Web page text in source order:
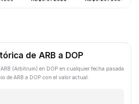
de ARB a DOP
(Arbitrum) en DOP en cualquier fecha pasada
de ARB a DOP con el valor actual.